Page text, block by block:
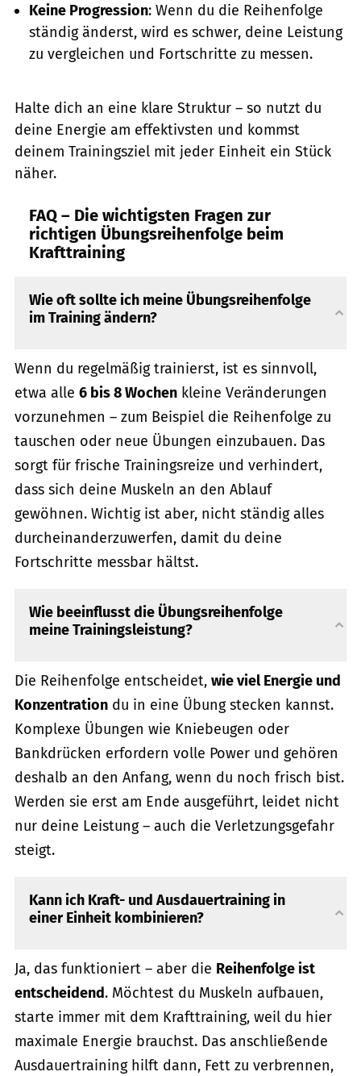
Keine Progression: Wenn du die Reihenfolge
ständig änderst, wird es schwer, deine Leistung
zu vergleichen und Fortschritte zu messen.
Halte dich an eine klare Struktur – so nutzt du
deine Energie am effektivsten und kommst
deinem Trainingsziel mit jeder Einheit ein Stück
näher.
FAQ – Die wichtigsten Fragen zur
richtigen Übungsreihenfolge beim
Krafttraining
Wie oft sollte ich meine Übungsreihenfolge
im Training ändern?
Wenn du regelmäßig trainierst, ist es sinnvoll,
etwa alle 6 bis 8 Wochen kleine Veränderungen
vorzunehmen – zum Beispiel die Reihenfolge zu
tauschen oder neue Übungen einzubauen. Das
sorgt für frische Trainingsreize und verhindert,
dass sich deine Muskeln an den Ablauf
gewöhnen. Wichtig ist aber, nicht ständig alles
durcheinanderzuwerfen, damit du deine
Fortschritte messbar hältst.
Wie beeinflusst die Übungsreihenfolge
meine Trainingsleistung?
Die Reihenfolge entscheidet, wie viel Energie und
Konzentration du in eine Übung stecken kannst.
Komplexe Übungen wie Kniebeugen oder
Bankdrücken erfordern volle Power und gehören
deshalb an den Anfang, wenn du noch frisch bist.
Werden sie erst am Ende ausgeführt, leidet nicht
nur deine Leistung – auch die Verletzungsgefahr
steigt.
Kann ich Kraft- und Ausdauertraining in
einer Einheit kombinieren?
Ja, das funktioniert – aber die Reihenfolge ist
entscheidend. Möchtest du Muskeln aufbauen,
starte immer mit dem Krafttraining, weil du hier
maximale Energie brauchst. Das anschließende
Ausdauertraining hilft dann, Fett zu verbrennen,